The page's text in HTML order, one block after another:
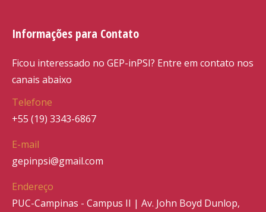
Informações para Contato
Ficou interessado no GEP-inPSI? Entre em contato nos
canais abaixo
Telefone
+55 (19) 3343-6867
E-mail
gepinpsi@gmail.com
Endereço
PUC-Campinas - Campus II | Av. John Boyd Dunlop,